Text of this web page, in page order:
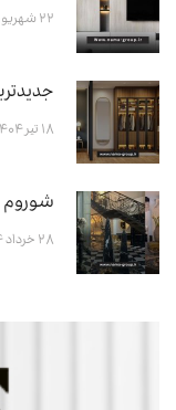
۲۲ شهریور ۱۴۰۴
۱۸ تیر ۱۴۰۴
شوروم
۲۸ خرداد ۱۴۰۴